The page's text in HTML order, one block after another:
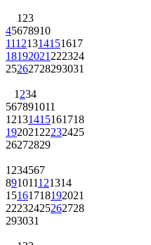
1 23
45678910
11121314151617
18192021 222324
25262728293031
1 234
567891011
12131415161718
192021 22232425
26272829
1 234567
891011121314
15161718192021
22232425262728
293031